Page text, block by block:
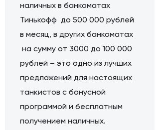
наличных в банкоматах
Тинькофф до 500 000 рублей
в месяц, в других банкоматах
на сумму от 3000 до 100 000
рублей – это одно из лучших
предложений для настоящих
танкистов с бонусной
программой и бесплатным
получением наличных.